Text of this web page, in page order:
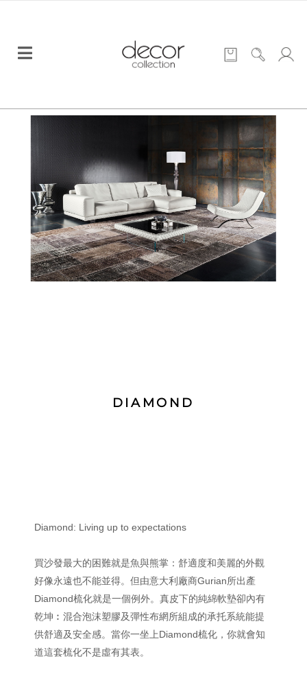
DIAMOND
Diamond: Living up to expectations
買沙發最大的困難就是魚與熊掌：舒適度和美麗的外觀
好像永遠也不能並得。但由意大利廠商Gurian所出產
Diamond梳化就是一個例外。真皮下的純綿軟墊卻內有
乾坤︰混合泡沫塑膠及彈性布網所組成的承托系統能提
供舒適及安全感。當你一坐上Diamond梳化，你就會知
道這套梳化不是虛有其表。